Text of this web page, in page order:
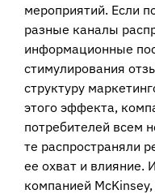
мероприятий. Если
разные каналы
информационные
стимулирования
структуру
этого эффекта,
потребителей всем
те распространяли
ее охват и влияние.
компанией